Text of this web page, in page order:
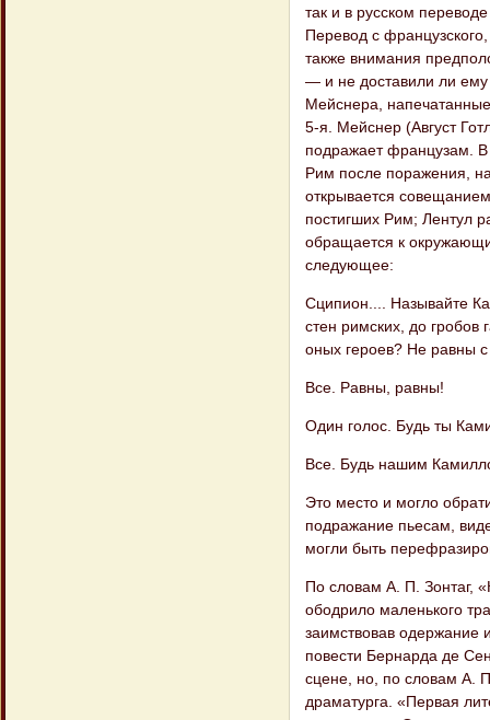
так и в русском
Перевод с
также внимания
— и не доставили ли
Мейснера,
5-я. Мейснер (Август
подражает французам.
Рим после поражения,
открывается
постигших Рим; Лентул
обращается к
следующее:
Сципион.... Называйте
стен римских, до гробов
оных героев? Не равны
Все. Равны, равны!
Один голос. Будь ты
Все. Будь нашим
Это место и могло
подражание пьесам,
могли быть
По словам А. П. Зонтаг,
ободрило маленького
заимствовав одержание
повести Бернарда де
сцене, но, по словам А.
драматурга. «Первая